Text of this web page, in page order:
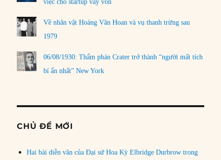
việc cho startup vay vốn
Về nhân vật Hoàng Văn Hoan và vụ thanh trừng sau
1979
06/08/1930: Thẩm phán Crater trở thành “người mất tích
bí ẩn nhất” New York
CHỦ ĐỀ MỚI
Hai bài diễn văn của Đại sứ Hoa Kỳ Elbridge Durbrow trong